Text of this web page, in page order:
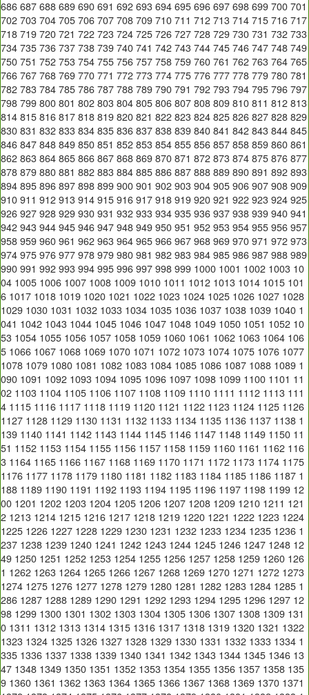
686 687 688 689 690 691 692 693 694 695 696 697 698 699 700 701
702 703 704 705 706 707 708 709 710 711 712 713 714 715 716 717
718 719 720 721 722 723 724 725 726 727 728 729 730 731 732 733
734 735 736 737 738 739 740 741 742 743 744 745 746 747 748 749
750 751 752 753 754 755 756 757 758 759 760 761 762 763 764 765
766 767 768 769 770 771 772 773 774 775 776 777 778 779 780 781
782 783 784 785 786 787 788 789 790 791 792 793 794 795 796 797
798 799 800 801 802 803 804 805 806 807 808 809 810 811 812 813
814 815 816 817 818 819 820 821 822 823 824 825 826 827 828 829
830 831 832 833 834 835 836 837 838 839 840 841 842 843 844 845
846 847 848 849 850 851 852 853 854 855 856 857 858 859 860 861
862 863 864 865 866 867 868 869 870 871 872 873 874 875 876 877
878 879 880 881 882 883 884 885 886 887 888 889 890 891 892 893
894 895 896 897 898 899 900 901 902 903 904 905 906 907 908 909
910 911 912 913 914 915 916 917 918 919 920 921 922 923 924 925
926 927 928 929 930 931 932 933 934 935 936 937 938 939 940 941
942 943 944 945 946 947 948 949 950 951 952 953 954 955 956 957
958 959 960 961 962 963 964 965 966 967 968 969 970 971 972 973
974 975 976 977 978 979 980 981 982 983 984 985 986 987 988 989
990 991 992 993 994 995 996 997 998 999 1000 1001 1002 1003 10
04 1005 1006 1007 1008 1009 1010 1011 1012 1013 1014 1015 101
6 1017 1018 1019 1020 1021 1022 1023 1024 1025 1026 1027 1028
1029 1030 1031 1032 1033 1034 1035 1036 1037 1038 1039 1040 1
041 1042 1043 1044 1045 1046 1047 1048 1049 1050 1051 1052 10
53 1054 1055 1056 1057 1058 1059 1060 1061 1062 1063 1064 106
5 1066 1067 1068 1069 1070 1071 1072 1073 1074 1075 1076 1077
1078 1079 1080 1081 1082 1083 1084 1085 1086 1087 1088 1089 1
090 1091 1092 1093 1094 1095 1096 1097 1098 1099 1100 1101 11
02 1103 1104 1105 1106 1107 1108 1109 1110 1111 1112 1113 111
4 1115 1116 1117 1118 1119 1120 1121 1122 1123 1124 1125 1126
1127 1128 1129 1130 1131 1132 1133 1134 1135 1136 1137 1138 1
139 1140 1141 1142 1143 1144 1145 1146 1147 1148 1149 1150 11
51 1152 1153 1154 1155 1156 1157 1158 1159 1160 1161 1162 116
3 1164 1165 1166 1167 1168 1169 1170 1171 1172 1173 1174 1175
1176 1177 1178 1179 1180 1181 1182 1183 1184 1185 1186 1187 1
188 1189 1190 1191 1192 1193 1194 1195 1196 1197 1198 1199 12
00 1201 1202 1203 1204 1205 1206 1207 1208 1209 1210 1211 121
2 1213 1214 1215 1216 1217 1218 1219 1220 1221 1222 1223 1224
1225 1226 1227 1228 1229 1230 1231 1232 1233 1234 1235 1236 1
237 1238 1239 1240 1241 1242 1243 1244 1245 1246 1247 1248 12
49 1250 1251 1252 1253 1254 1255 1256 1257 1258 1259 1260 126
1 1262 1263 1264 1265 1266 1267 1268 1269 1270 1271 1272 1273
1274 1275 1276 1277 1278 1279 1280 1281 1282 1283 1284 1285 1
286 1287 1288 1289 1290 1291 1292 1293 1294 1295 1296 1297 12
98 1299 1300 1301 1302 1303 1304 1305 1306 1307 1308 1309 131
0 1311 1312 1313 1314 1315 1316 1317 1318 1319 1320 1321 1322
1323 1324 1325 1326 1327 1328 1329 1330 1331 1332 1333 1334 1
335 1336 1337 1338 1339 1340 1341 1342 1343 1344 1345 1346 13
47 1348 1349 1350 1351 1352 1353 1354 1355 1356 1357 1358 135
9 1360 1361 1362 1363 1364 1365 1366 1367 1368 1369 1370 1371